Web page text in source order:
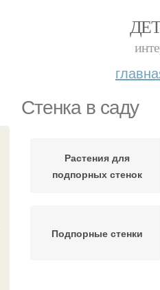
Стенка в саду
Растения для
подпорных стенок
Подпорные стенки